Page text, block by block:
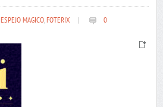
ESPEJO MAGICO,FOTERIX 0